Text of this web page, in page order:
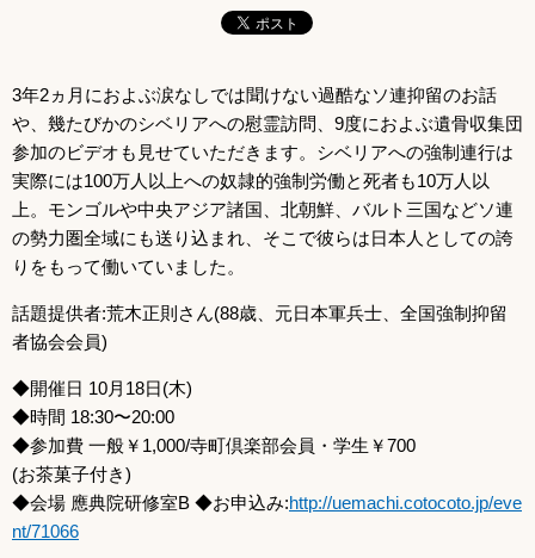
3年2ヵ月におよぶ涙なしでは聞けない過酷なソ連抑留のお話
や、幾たびかのシベリアへの慰霊訪問、9度におよぶ遺骨収集団
参加のビデオも見せていただきます。シベリアへの強制連行は
実際には100万人以上への奴隷的強制労働と死者も10万人以
上。モンゴルや中央アジア諸国、北朝鮮、バルト三国などソ連
の勢力圏全域にも送り込まれ、そこで彼らは日本人としての誇
りをもって働いていました。
話題提供者:荒木正則さん(88歳、元日本軍兵士、全国強制抑留
者協会会員)
◆開催日 10月18日(木)
◆時間 18:30〜20:00
◆参加費 一般￥1,000/寺町倶楽部会員・学生￥700
(お茶菓子付き)
◆会場 應典院研修室B ◆お申込み:http://uemachi.cotocoto.jp/eve
nt/71066